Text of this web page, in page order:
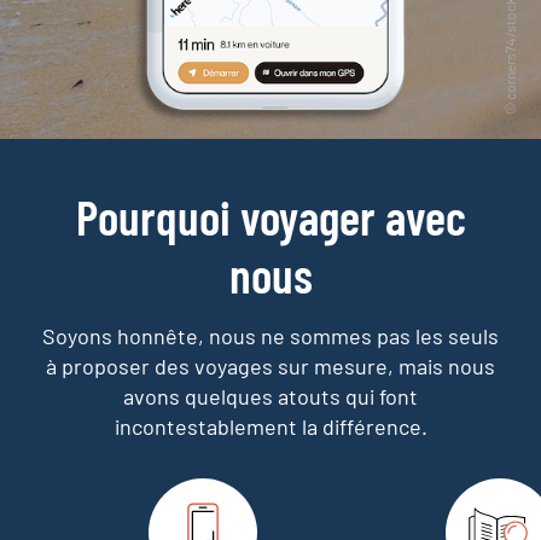
Pourquoi voyager avec
nous
Soyons honnête, nous ne sommes pas les seuls
à proposer des voyages sur mesure, mais nous
avons quelques atouts qui font
incontestablement la différence.